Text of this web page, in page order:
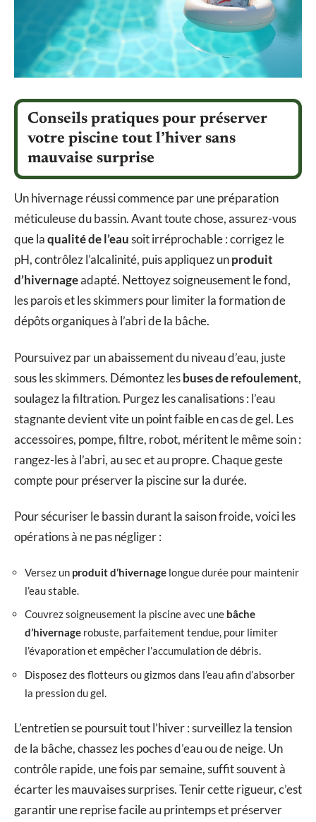
Conseils pratiques pour préserver
votre piscine tout l’hiver sans
mauvaise surprise
Un hivernage réussi commence par une préparation
méticuleuse du bassin. Avant toute chose, assurez-vous
que laqualité de l’eausoit irréprochable : corrigez le
pH, contrôlez l’alcalinité, puis appliquez unproduit
d’hivernageadapté. Nettoyez soigneusement le fond,
les parois et les skimmers pour limiter la formation de
dépôts organiques à l’abri de la bâche.
Poursuivez par un abaissement du niveau d’eau, juste
sous les skimmers. Démontez lesbuses de refoulement,
soulagez la filtration. Purgez les canalisations : l’eau
stagnante devient vite un point faible en cas de gel. Les
accessoires, pompe, filtre, robot, méritent le même soin :
rangez-les à l’abri, au sec et au propre. Chaque geste
compte pour préserver la piscine sur la durée.
Pour sécuriser le bassin durant la saison froide, voici les
opérations à ne pas négliger :
Versez un produit d’hivernage longue durée pour maintenir
l’eau stable.
Couvrez soigneusement la piscine avec une bâche
d’hivernage robuste, parfaitement tendue, pour limiter
l’évaporation et empêcher l’accumulation de débris.
Disposez des flotteurs ou gizmos dans l’eau afin d’absorber
la pression du gel.
L’entretien se poursuit tout l’hiver : surveillez la tension
de la bâche, chassez les poches d’eau ou de neige. Un
contrôle rapide, une fois par semaine, suffit souvent à
écarter les mauvaises surprises. Tenir cette rigueur, c’est
garantir une reprise facile au printemps et préserver